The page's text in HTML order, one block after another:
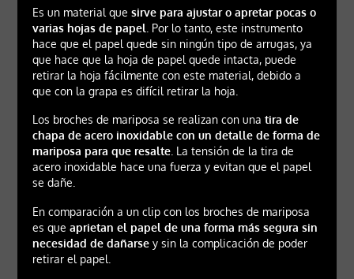
Es un material que sirve para ajustar o apretar pocas o
varias hojas de papel . Por lo tanto, este instrumento
hace que el papel quede sin ningún tipo de arrugas, ya
que hace que la hoja de papel quede intacta, puede
retirar la hoja fácilmente con este material, debido a
que con la grapa es difícil retirar la hoja.
Los broches de mariposa se realizan con una tira de
chapa de acero inoxidable con un detalle de forma de
mariposa para que resalte. La tensión de la tira de
acero inoxidable hace una fuerza y evitan que el papel
se dañe.
En comparación a un clip con los broches de mariposa
es que aprietan el papel de una forma más segura sin
necesidad de dañarsey sin la complicación de poder
retirar el papel.